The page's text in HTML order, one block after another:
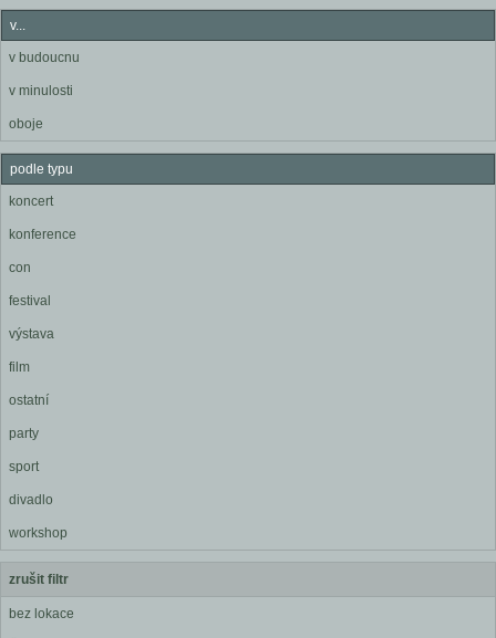
v...
v budoucnu
v minulosti
oboje
podle typu
koncert
konference
con
festival
výstava
film
ostatní
party
sport
divadlo
workshop
zrušit filtr
bez lokace